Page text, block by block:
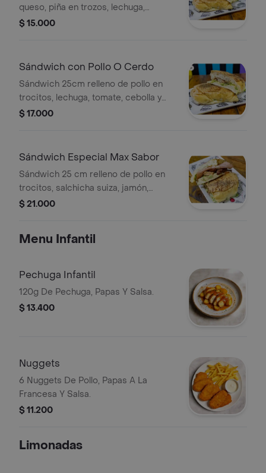
queso, piña en trozos, lechuga,
tomate, cebolla y pepinillo.
$ 15.000
Sándwich con Pollo O Cerdo
Sándwich 25cm relleno de pollo en
trocitos, lechuga, tomate, cebolla y
queso mozzarella.
$ 17.000
Sándwich Especial Max Sabor
Sándwich 25 cm relleno de pollo en
trocitos, salchicha suiza, jamón,
lechuga, tomate, cebolla y queso
$ 21.000
Menu Infantil
Pechuga Infantil
120g De Pechuga, Papas Y Salsa.
$ 13.400
Nuggets
6 Nuggets De Pollo, Papas A La
Francesa Y Salsa.
$ 11.200
Limonadas